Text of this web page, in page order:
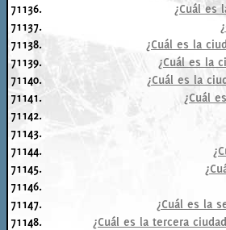
71136.
¿Cuál es
71137.
71138.
¿Cuál es la
71139.
¿Cuál es la
71140.
¿Cuál es la
71141.
¿Cuál
71142.
71143.
71144.
71145.
71146.
71147.
¿Cuál es la
71148.
¿Cuál es la tercera